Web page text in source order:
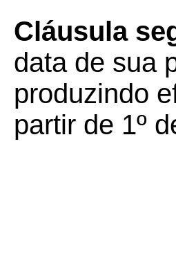
Cláusula
data de sua
produzindo
partir de 1º